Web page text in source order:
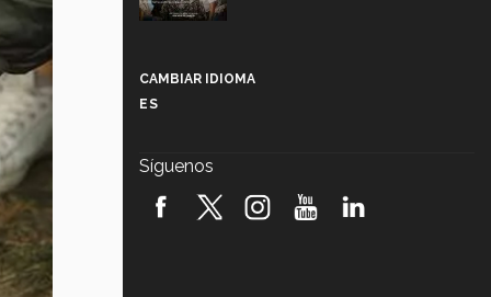
robótica FIRST 2026! (video)
CAMBIAR IDIOMA
ES
Síguenos